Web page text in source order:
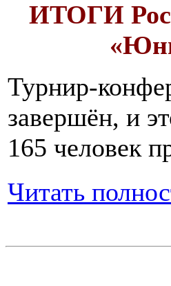
ИТОГИ
Турнир-
завершён, и
165 человек
Читать